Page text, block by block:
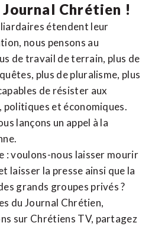
Chrétien !
étendent leur
nous pensons au
de travail de terrain, plus de
plus de pluralisme, plus
de résister aux
politiques et économiques.
lançons un appel à la
: voulons-nous laisser mourir
laisser la presse ainsi que la
grands groupes privés ?
du Journal Chrétien,
sur Chrétiens TV, partagez